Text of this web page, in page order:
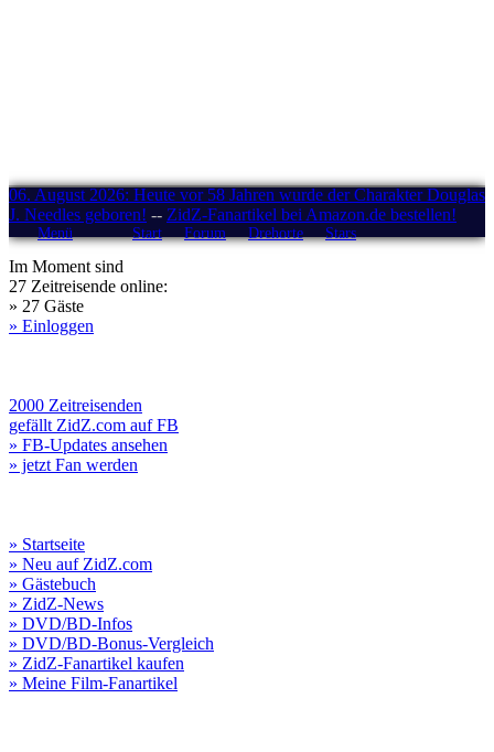
06. August 2026: Heute vor 58 Jahren wurde der Charakter Douglas
J. Needles geboren! -- ZidZ-Fanartikel bei Amazon.de bestellen!
Menü Start Forum Drehorte Stars
Im Moment sind
27 Zeitreisende online:
» 27 Gäste
» Einloggen
2000 Zeitreisenden
gefällt ZidZ.com auf FB
» FB-Updates ansehen
» jetzt Fan werden
» Startseite
» Neu auf ZidZ.com
» Gästebuch
» ZidZ-News
» DVD/BD-Infos
» DVD/BD-Bonus-Vergleich
» ZidZ-Fanartikel kaufen
» Meine Film-Fanartikel